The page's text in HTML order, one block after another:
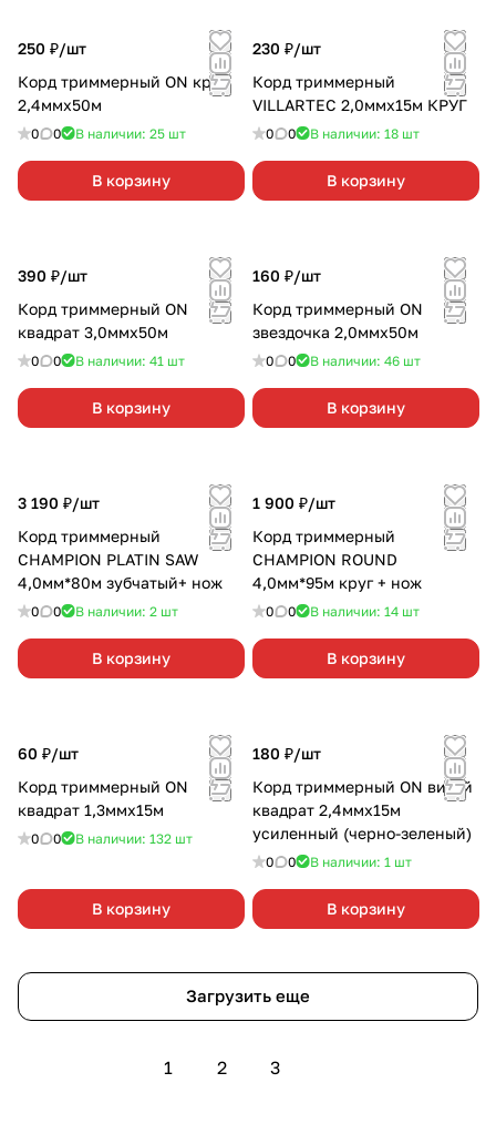
250 ₽/шт
Корд триммерный ON круг
2,4ммх50м
0 0 В наличии: 25 шт
В корзину
230 ₽/шт
Корд триммерный
VILLARTEC 2,0ммх15м КРУГ
0 0 В наличии: 18 шт
В корзину
390 ₽/шт
Корд триммерный ON
квадрат 3,0ммх50м
0 0 В наличии: 41 шт
В корзину
160 ₽/шт
Корд триммерный ON
звездочка 2,0ммх50м
0 0 В наличии: 46 шт
В корзину
3 190 ₽/шт
Корд триммерный
CHAMPION PLATIN SAW
4,0мм*80м зубчатый+ нож
0 0 В наличии: 2 шт
В корзину
1 900 ₽/шт
Корд триммерный
CHAMPION ROUND
4,0мм*95м круг + нож
0 0 В наличии: 14 шт
В корзину
60 ₽/шт
Корд триммерный ON
квадрат 1,3ммх15м
0 0 В наличии: 132 шт
В корзину
180 ₽/шт
Корд триммерный ON витой
квадрат 2,4ммх15м
усиленный (черно-зеленый)
0 0 В наличии: 1 шт
В корзину
Загрузить еще
1 2 3